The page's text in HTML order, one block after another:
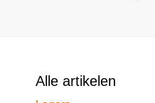
Alle artikelen